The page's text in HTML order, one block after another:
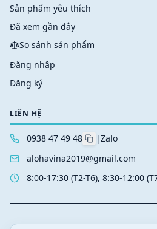
Sản phẩm yêu thích
Đã xem gần đây
So sánh sản phẩm
Đăng nhập
Đăng ký
LIÊN HỆ
0938 47 49 48 |Zalo
alohavina2019@gmail.com
8:00-17:30 (T2-T6), 8:30-12:00